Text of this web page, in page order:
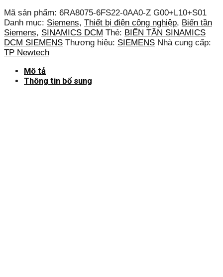
Mã sản phẩm: 6RA8075-6FS22-0AA0-Z G00+L10+S01
Danh mục: Siemens, Thiết bị điện công nghiệp, Biến tần
Siemens, SINAMICS DCM Thẻ: BIẾN TẦN SINAMICS
DCM SIEMENS Thương hiệu: SIEMENS Nhà cung cấp:
TP Newtech
Mô tả
Thông tin bổ sung